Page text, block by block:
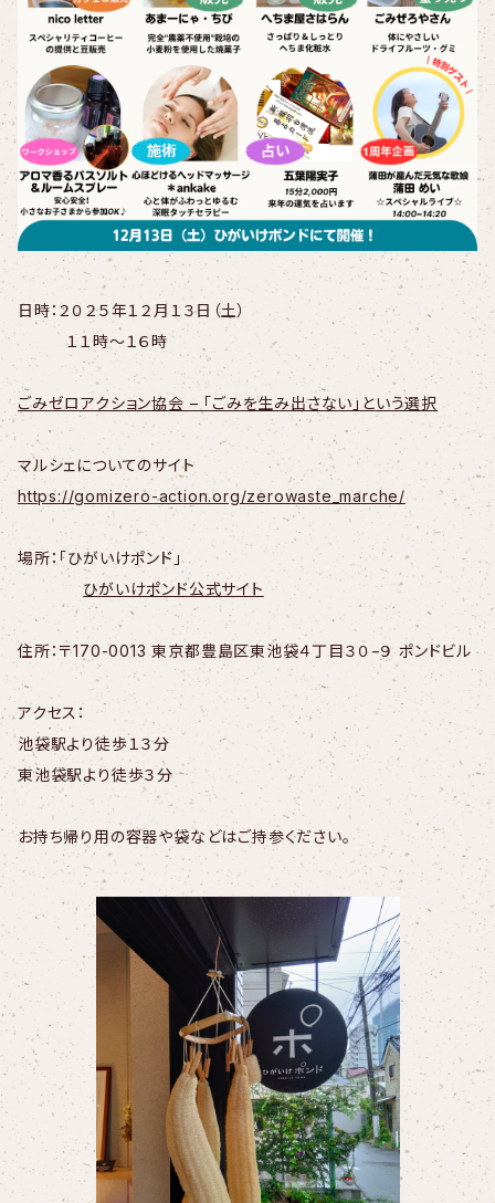
日時：２０２５年１２月１３日（土）
１１時～１６時
ごみゼロアクション協会 – 「ごみを生み出さない」という選択
マルシェについてのサイト
https://gomizero-action.org/zerowaste_marche/
場所：「ひがいけポンド」
ひがいけポンド公式サイト
住所：〒170-0013 東京都豊島区東池袋４丁目３０−９ ポンドビル
アクセス：
池袋駅より徒歩１３分
東池袋駅より徒歩３分
お持ち帰り用の容器や袋などはご持参ください。